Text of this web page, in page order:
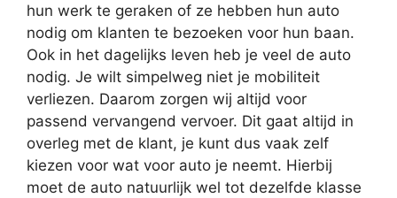
hun werk te geraken of ze hebben hun auto
nodig om klanten te bezoeken voor hun baan.
Ook in het dagelijks leven heb je veel de auto
nodig. Je wilt simpelweg niet je mobiliteit
verliezen. Daarom zorgen wij altijd voor
passend vervangend vervoer. Dit gaat altijd in
overleg met de klant, je kunt dus vaak zelf
kiezen voor wat voor auto je neemt. Hierbij
moet de auto natuurlijk wel tot dezelfde klasse